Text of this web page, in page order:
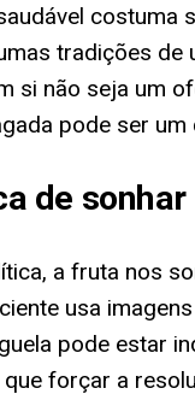
tradições
si não seja um
pode ser
de
a fruta nos
usa
pode estar
forçar a